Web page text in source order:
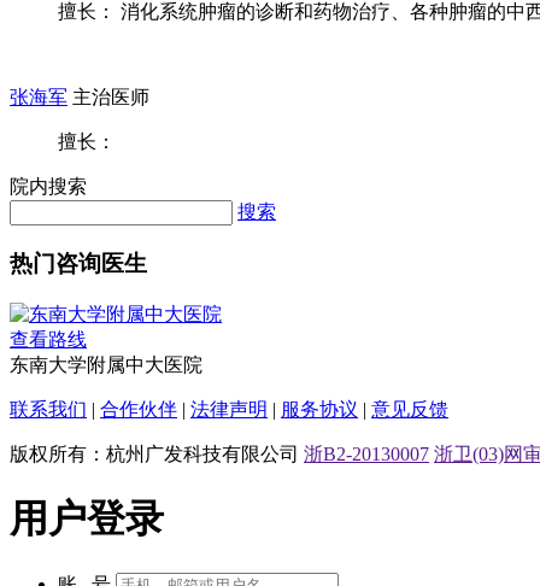
擅长： 消化系统肿瘤的诊断和药物治疗、各种肿瘤的中
张海军 主治医师
擅长：
院内搜索
搜索
热门咨询医生
查看路线
东南大学附属中大医院
联系我们 | 合作伙伴 | 法律声明 | 服务协议 | 意见反馈
版权所有：杭州广发科技有限公司 浙B2-20130007 浙卫(03)网
用户登录